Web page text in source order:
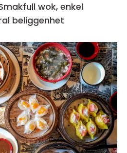
wok, enkel
beliggenhet